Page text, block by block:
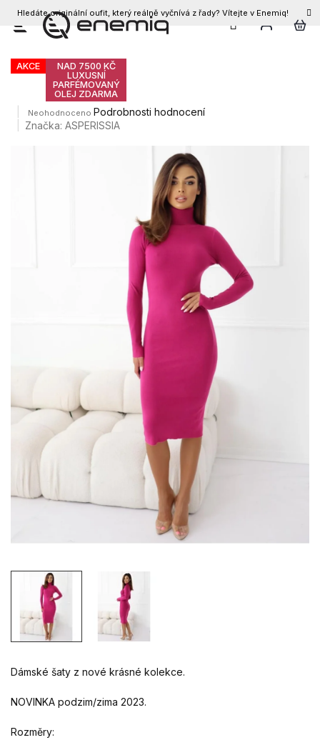
Přejít
Hledáte originální oufit, který reálně vyčnívá z řady? Vítejte v Enemiq!
CZK
Dámské šaty ALTEA
AKCE
NAD 7500 KČ
LUXUSNÍ
PARFÉMOVANÝ
OLEJ ZDARMA
Průměrné
hodnocení
Neohodnoceno Podrobnosti hodnocení
Značka:ASPERISSIA
Dámské šaty z nové krásné kolekce.
NOVINKA podzim/zima 2023.
Rozměry: